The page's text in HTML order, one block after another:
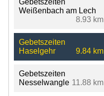
Gebetszeiten
Weißenbach am Lech
8.93 km
Gebetszeiten
Haselgehr
9.84 km
Gebetszeiten
Nesselwangle 11.88 km